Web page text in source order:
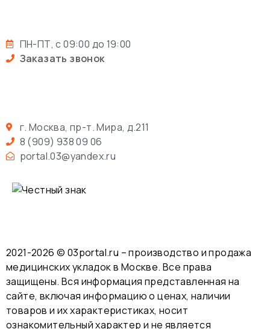
ПН-ПТ, с 09:00 до 19:00
Заказать звонок
г. Москва, пр-т. Мира, д.211
8 (909) 938 09 06
portal.03@yandex.ru
2021-2026 © 03portal.ru – производство и продажа
медицинских укладок в Москве. Все права
защищены. Вся информация представленная на
сайте, включая информацию о ценах, наличии
товаров и их характеристиках, носит
ознакомительный характер и не является